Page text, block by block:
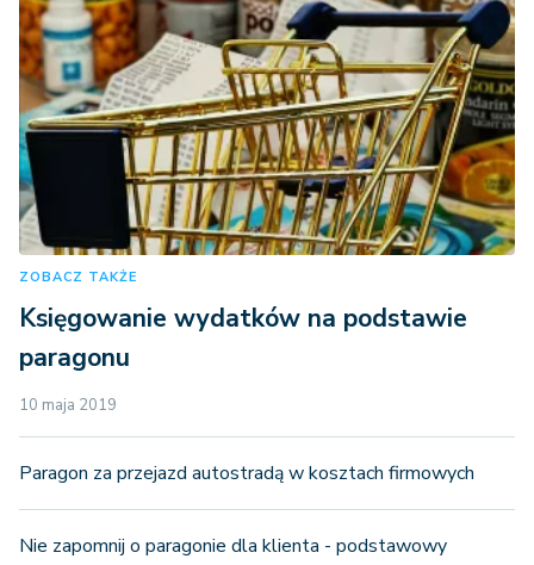
ZOBACZ TAKŻE
Księgowanie wydatków na podstawie
paragonu
10 maja 2019
Paragon za przejazd autostradą w kosztach firmowych
Nie zapomnij o paragonie dla klienta - podstawowy